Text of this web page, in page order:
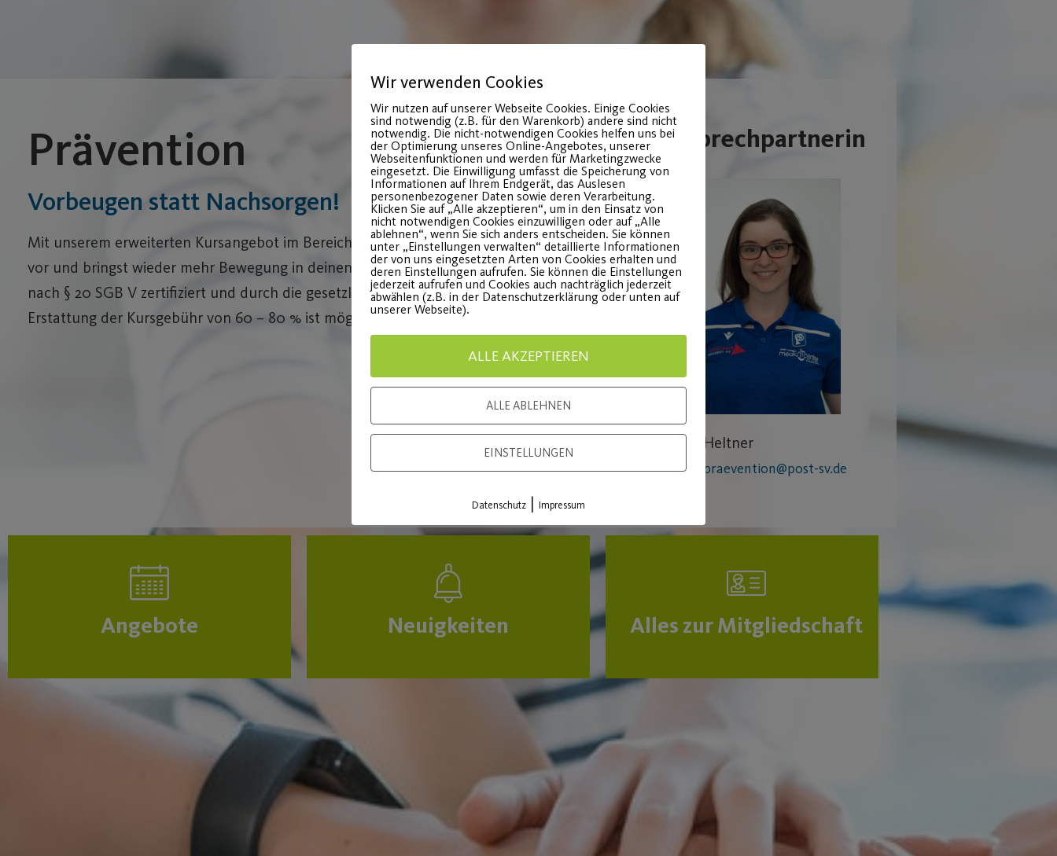
Prävention
Vorbeugen statt Nachsorgen!
Mit unserem erweiterten Kursangebot im Bereich Prävention beugst du Krankheiten
vor und bringst wieder mehr Bewegung in deinen Alltag. Die Präventionskurse sind
nach § 20 SGB V zertifiziert und durch die gesetzlichen Krankenkassen anerkannt! Eine
Erstattung der Kursgebühr von 60 – 80 % ist möglich.
Ansprechpartnerin
Sabine Heltner
E-Mail:
praevention@post-sv.de
Angebote Neuigkeiten Alles zur Mitgliedschaft
Wir verwenden Cookies
Wir nutzen auf unserer Webseite Cookies. Einige Cookies
sind notwendig (z.B. für den Warenkorb) andere sind nicht
notwendig. Die nicht-notwendigen Cookies helfen uns bei
der Optimierung unseres Online-Angebotes, unserer
Webseitenfunktionen und werden für Marketingzwecke
eingesetzt. Die Einwilligung umfasst die Speicherung von
Informationen auf Ihrem Endgerät, das Auslesen
personenbezogener Daten sowie deren Verarbeitung.
Klicken Sie auf „Alle akzeptieren“, um in den Einsatz von
nicht notwendigen Cookies einzuwilligen oder auf „Alle
ablehnen“, wenn Sie sich anders entscheiden. Sie können
unter „Einstellungen verwalten“ detaillierte Informationen
der von uns eingesetzten Arten von Cookies erhalten und
deren Einstellungen aufrufen. Sie können die Einstellungen
jederzeit aufrufen und Cookies auch nachträglich jederzeit
abwählen (z.B. in der Datenschutzerklärung oder unten auf
unserer Webseite).
ALLE AKZEPTIEREN
ALLE ABLEHNEN
EINSTELLUNGEN
Datenschutz | Impressum